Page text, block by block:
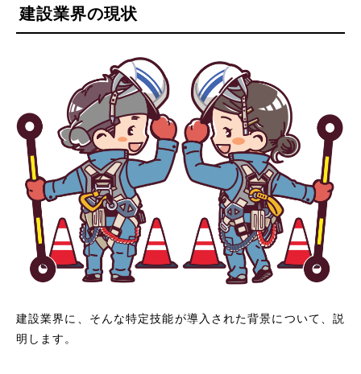
建設業界の現状
建設業界に、そんな特定技能が導入された背景について、説
明します。